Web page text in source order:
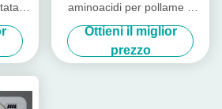
aminoacidi per pollame e
bestiame
Ottieni il miglior
prezzo